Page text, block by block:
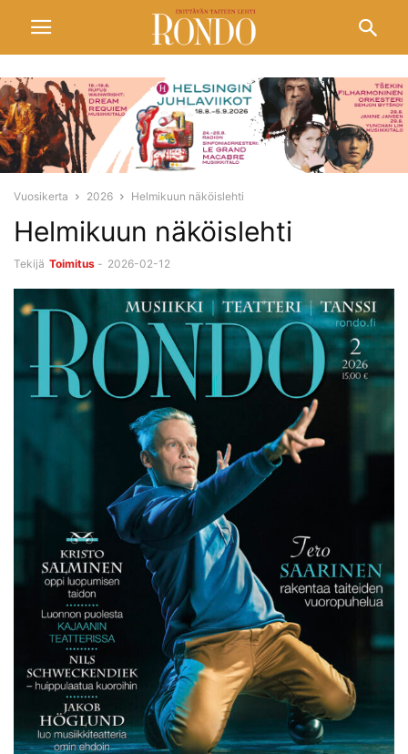
Vuosikerta 2026 Helmikuun näköislehti
Helmikuun näköislehti
Tekijä Toimitus - 2026-02-12